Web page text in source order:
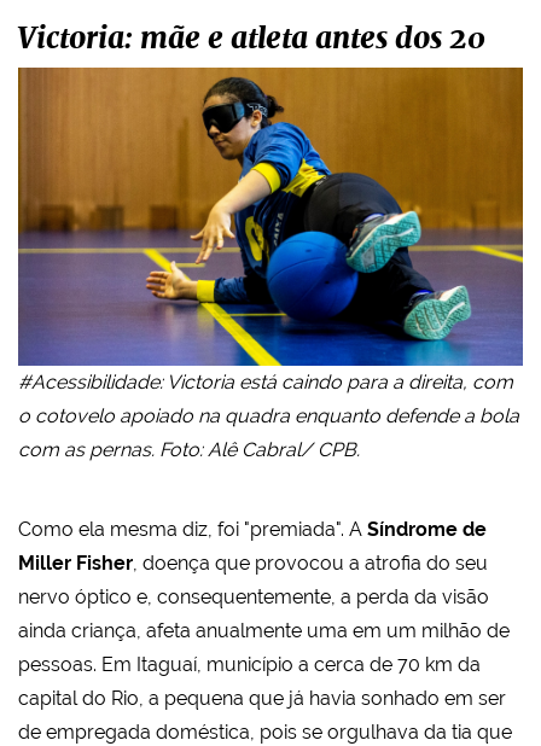
Victoria: mãe e atleta antes dos 20
#Acessibilidade: Victoria está caindo para a direita, com
o cotovelo apoiado na quadra enquanto defende a bola
com as pernas. Foto: Alê Cabral/ CPB.
Como ela mesma diz, foi "premiada". A Síndrome de
Miller Fisher, doença que provocou a atrofia do seu
nervo óptico e, consequentemente, a perda da visão
ainda criança, afeta anualmente uma em um milhão de
pessoas. Em Itaguaí, município a cerca de 70 km da
capital do Rio, a pequena que já havia sonhado em ser
de empregada doméstica, pois se orgulhava da tia que